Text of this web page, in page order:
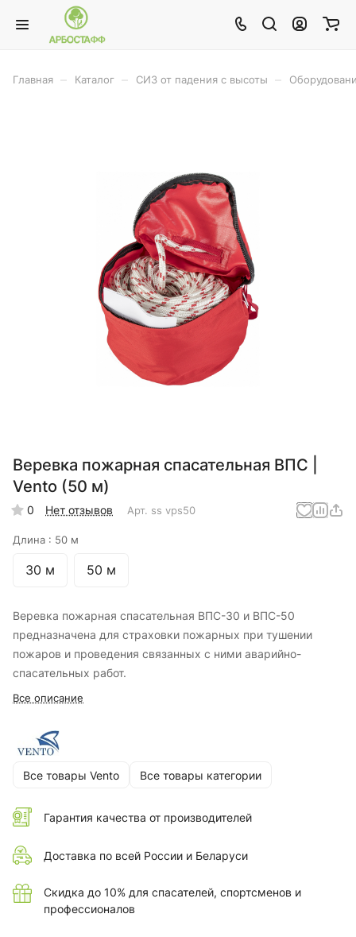
Главная Каталог СИЗ от падения с высоты
Веревка пожарная спасательная ВПС |
Vento (50 м)
0 Нет отзывов Арт. ss vps50
Длина : 50 м
30 м 50 м
Веревка пожарная спасательная ВПС-30 и ВПС-50
предназначена для страховки пожарных при тушении
пожаров и проведения связанных с ними аварийно-
спасательных работ.
Все описание
Все товары Vento Все товары категории
Гарантия качества от производителей
Доставка по всей России и Беларуси
Скидка до 10% для спасателей, спортсменов и
профессионалов